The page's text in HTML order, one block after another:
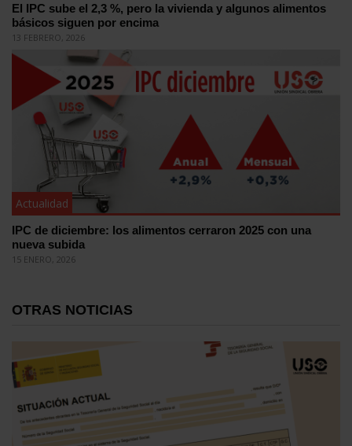
El IPC sube el 2,3 %, pero la vivienda y algunos alimentos
básicos siguen por encima
13 FEBRERO, 2026
Actualidad
IPC de diciembre: los alimentos cerraron 2025 con una
nueva subida
15 ENERO, 2026
OTRAS NOTICIAS